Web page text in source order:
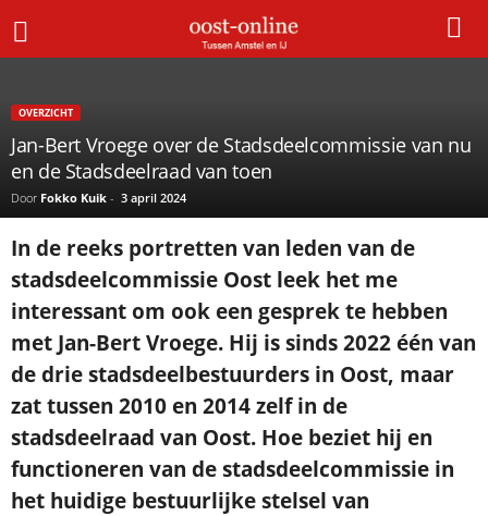
OVERZICHT
Jan-Bert Vroege over de Stadsdeelcommissie van nu
en de Stadsdeelraad van toen
Door Fokko Kuik - 3 april 2024
In de reeks portretten van leden van de
stadsdeelcommissie Oost leek het me
interessant om ook een gesprek te hebben
met Jan-Bert Vroege. Hij is sinds 2022 één van
de drie stadsdeelbestuurders in Oost, maar
zat tussen 2010 en 2014 zelf in de
stadsdeelraad van Oost. Hoe beziet hij en
functioneren van de stadsdeelcommissie in
het huidige bestuurlijke stelsel van